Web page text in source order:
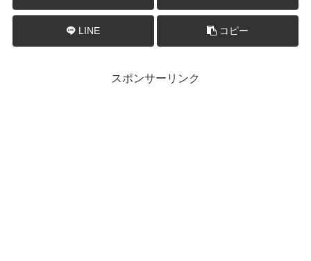
LINE コピー
スポンサーリンク